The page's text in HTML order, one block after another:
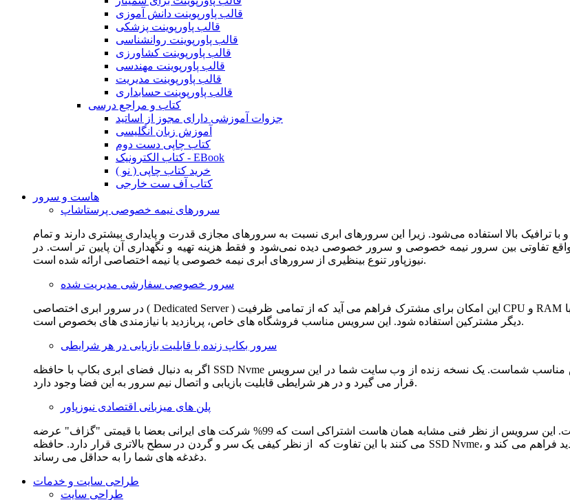
قالب پاورپوینت دانش آموزی
قالب پاورپوینت پزشکی
قالب پاورپوینت روانشناسی
قالب پاورپوینت کشاورزی
قالب پاورپوینت مهندسی
قالب پاورپوینت مدیریت
قالب پاورپوینت حسابداری
کتاب و مراجع درسی
جزوات آموزشی دارای مجوز از اساتید
آموزش زبان انگلیسی
کتاب چاپی دست دوم
کتاب الکترونیک - EBook
خرید کتاب چاپی ( نو )
کتاب آف ست خارجی
هاست و سرور
سرورهای نیمه خصوصی پرستاشاپ
بالا استفاده می‌شود. زیرا این سرورهای ابری نسبت به سرورهای مجازی قدرت و پایداری بیشتری دارند و تمام
تفاوتی بین سرور نیمه خصوصی و سرور خصوصی دیده نمی‌شود و فقط هزینه تهیه و نگهداری آن پایین تر است. در
نیوزپاور تنوع بینظیری از سرورهای ابری نیمه خصوصی یا نیمه اختصاصی ارائه شده است.
سرور خصوصی سفارشی مدیریت شده
در سرور ابری اختصاصی ( Dedicated Server ) این امکان برای مشترک فراهم می آید که از تمامی ظرفیت CPU و RAM به همراه سایر امکانات سخت افزاری به طور کامل و بدون به اشتراک گذاشتن با
دیگر مشترکین استفاده شود. این سرویس مناسب فروشگاه های خاص، پربازدید با نیازمندی های بخصوص است.
سرور بکاپ زنده با قابلیت بازیابی در هر شرایطی
اگر به دنبال فضای ابری بکاپ با حافظه SSD Nvme واقعی قدرتمند از شرکت هتزنر آلمان برای وب سایت خود هستید. این سرویس مناسب شماست. یک نسخه زنده از وب سایت شما در این سرویس
قرار می گیرد و در هر شرایطی قابلیت بازیابی و اتصال نیم سرور به این فضا وجود دارد.
پلن های میزبانی اقتصادی نیوزپاور
این سرویس مناسب فروشگاه ها و وب سایت های تازه تاسیس و کم بازدید است. این سرویس از نظر فنی مشابه همان هاست اشتراکی است که 99% شرکت های ایرانی بعضا با قیمتی "گزاف" عرضه
می کنند با این تفاوت که از نظر کیفی یک سر و گردن در سطح بالاتری قرار دارد. حافظه SSD Nvme، فضای کاملا ابری، امنیت و پایداری عالی همه چیز را برای ایجاد یک فروشگاه جدید فراهم می کند و
دغدغه های شما را به حداقل می رساند.
طراحی سایت و خدمات
طراحی سایت